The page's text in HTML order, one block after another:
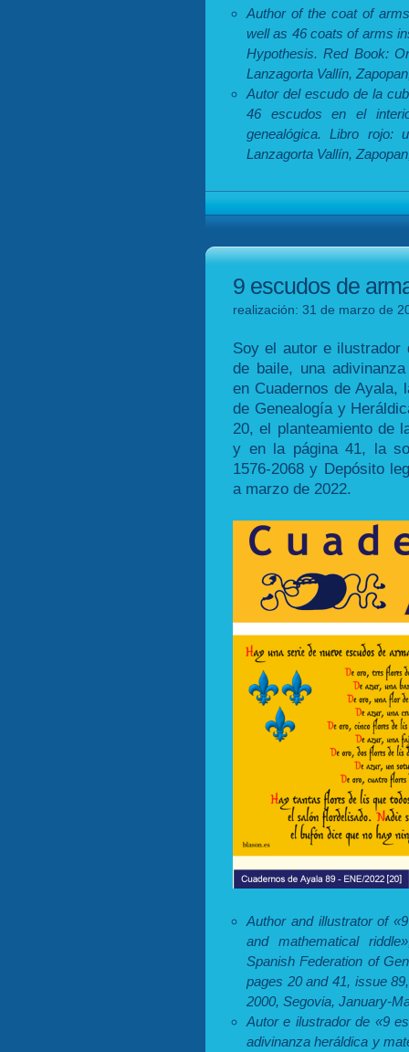
Author of the coat of
well as 46 coats of arms
Hypothesis. Red Book:
Lanzagorta Vallín,
Autor del escudo de la
46 escudos en el
genealógica. Libro rojo:
Lanzagorta Vallín,
9 escudos de
realización: 31 de marzo de
Soy el autor e ilustrador
de baile, una
en Cuadernos de Ayala,
de Genealogía y
20, el planteamiento de
y en la página 41, la
1576-2068 y Depósito
a marzo de 2022.
Author and illustrator of
and mathematical
Spanish Federation of
pages 20 and 41, issue
2000, Segovia, January-
Autor e ilustrador de «9
adivinanza heráldica y